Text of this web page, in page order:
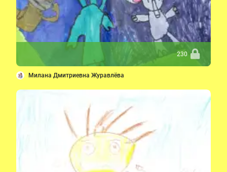
230
Милана Дмитриевна Журавлёва